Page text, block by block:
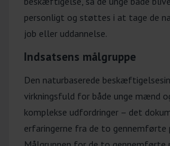
personligt og støttes i at tage de
job eller uddannelse.
Indsatsens målgruppe
Den naturbaserede
virkningsfuld for både unge mænd
komplekse udfordringer – det
erfaringerne fra de to gennemførte